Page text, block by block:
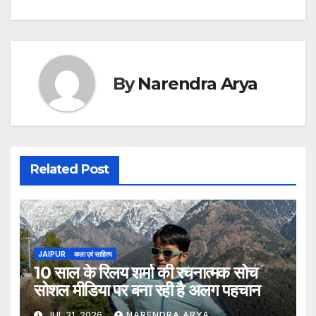
ByNarendra Arya
Related Post
JAIPUR कला एवं साहित्य
10 साल के रिलय शर्मा की रचनात्मक सोच
सोशल मीडिया पर बना रही है अलग पहचान